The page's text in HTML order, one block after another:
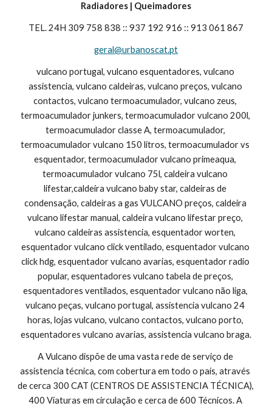
Radiadores | Queimadores
TEL. 24H 309 758 838 :: 937 192 916 :: 913 061 867
geral@urbanoscat.pt
vulcano portugal, vulcano esquentadores, vulcano
assistencia, vulcano caldeiras, vulcano preços, vulcano
contactos, vulcano termoacumulador, vulcano zeus,
termoacumulador junkers, termoacumulador vulcano 200l,
termoacumulador classe A, termoacumulador,
termoacumulador vulcano 150 litros, termoacumulador vs
esquentador, termoacumulador vulcano primeaqua,
termoacumulador vulcano 75l, caldeira vulcano
lifestar,caldeira vulcano baby star, caldeiras de
condensação, caldeiras a gas VULCANO preços, caldeira
vulcano lifestar manual, caldeira vulcano lifestar preço,
vulcano caldeiras assistencia, esquentador worten,
esquentador vulcano click ventilado, esquentador vulcano
click hdg, esquentador vulcano avarias, esquentador radio
popular, esquentadores vulcano tabela de preços,
esquentadores ventilados, esquentador vulcano não liga,
vulcano peças, vulcano portugal, assistencia vulcano 24
horas, lojas vulcano, vulcano contactos, vulcano porto,
esquentadores vulcano avarias, assistencia vulcano braga.
A Vulcano dispõe de uma vasta rede de serviço de
assistencia técnica, com cobertura em todo o país, através
de cerca 300 CAT (CENTROS DE ASSISTENCIA TÉCNICA),
400 Viaturas em circulação e cerca de 600 Técnicos. A